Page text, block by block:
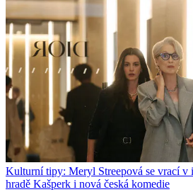
Kulturní tipy: Meryl Streepová se vrací v
hradě Kašperk i nová česká komedie